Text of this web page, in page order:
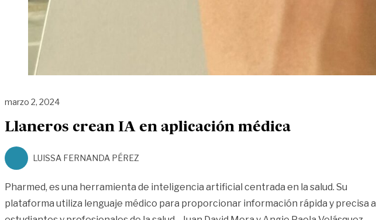
marzo 2, 2024
Llaneros crean IA en aplicación médica
LUISSA FERNANDA PÉREZ
Pharmed, es una herramienta de inteligencia artificial centrada en la salud. Su
plataforma utiliza lenguaje médico para proporcionar información rápida y precisa a